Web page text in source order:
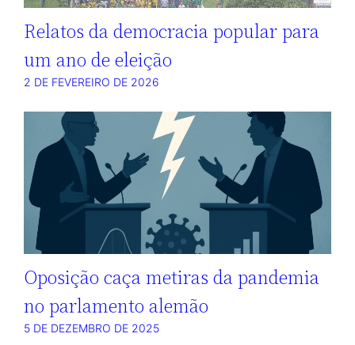
Relatos da democracia popular para
um ano de eleição
2 DE FEVEREIRO DE 2026
Oposição caça metiras da pandemia
no parlamento alemão
5 DE DEZEMBRO DE 2025